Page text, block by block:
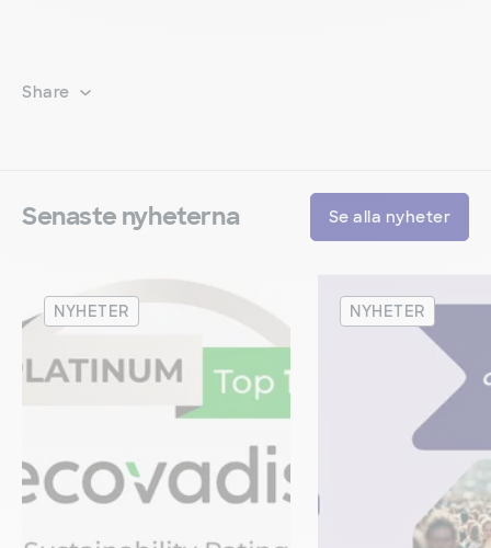
Share
Senaste nyheterna Se alla nyheter
NYHETER NYHETER